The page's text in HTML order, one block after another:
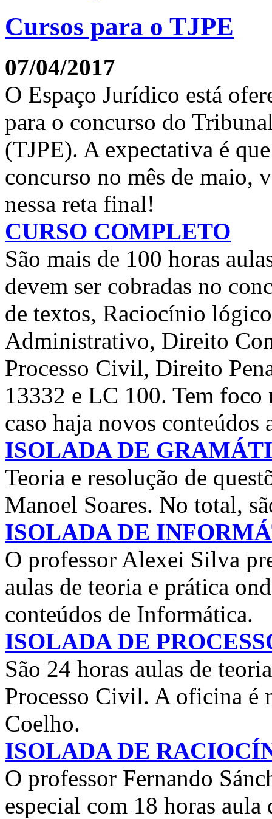
Cursos para o TJPE
07/04/2017
O Espaço Jurídico está
para o concurso do
(TJPE). A expectativa é
concurso no mês de maio,
nessa reta final!
CURSO COMPLETO
São mais de 100 horas
devem ser cobradas no
de textos, Raciocínio
Administrativo, Direito
Processo Civil, Direito
13332 e LC 100. Tem foco
caso haja novos
ISOLADA DE
Teoria e resolução de
Manoel Soares. No total,
ISOLADA DE
O professor Alexei Silva
aulas de teoria e prática
conteúdos de Informática.
ISOLADA DE
São 24 horas aulas de
Processo Civil. A oficina é
Coelho.
ISOLADA DE
O professor Fernando
especial com 18 horas